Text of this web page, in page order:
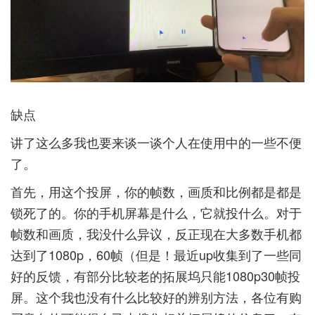
缺点
讲了这么多我也要来谈一谈个人在使用中的一些不便
了。
首先，用这个投屏，你的帧数，画质和比例都是都是
锁死了的。你的手机屏幕是什么，它就投什么。对于
帧数和画质，我没什么异议，反正现在大多数手机都
达到了1080p，60帧（但是！最近up收集到了一些同
好的反馈，有部分比较老的拓展坞只能1080p30帧投
屏。这个我也没有什么比较好的辨别方法，各位有购